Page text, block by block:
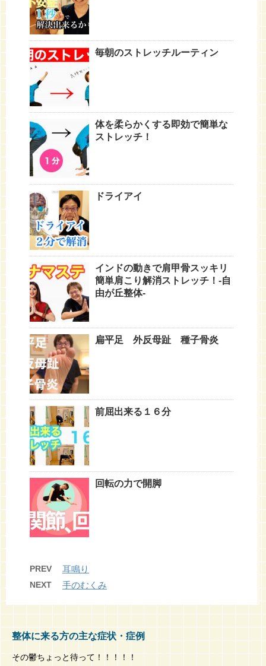
毎朝のストレッチルーティン
体を柔らかくする即効で簡単な
ストレッチ！
ドライアイ
インドの動きで肩甲骨スッキリ
簡単肩こり解消ストレッチ！-自
由が丘整体-
扁平足 外反母趾 種子骨炎
前屈出来る１６分
回転の力で開脚
PREV 耳鳴り
NEXT 手のむくみ
整体に来る方の主な症状・症例
その鬱ちょっと待って！！！！！